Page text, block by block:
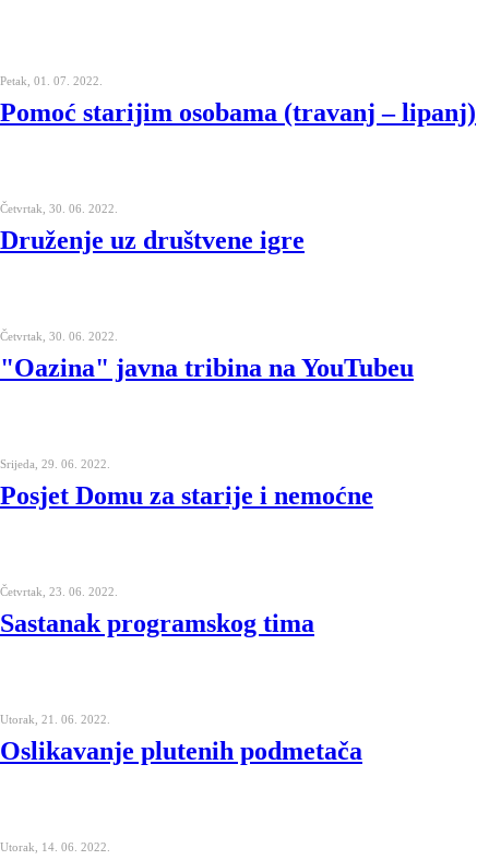
Petak, 01. 07. 2022.
Pomoć starijim osobama (travanj – lipanj)
Četvrtak, 30. 06. 2022.
Druženje uz društvene igre
Četvrtak, 30. 06. 2022.
"Oazina" javna tribina na YouTubeu
Srijeda, 29. 06. 2022.
Posjet Domu za starije i nemoćne
Četvrtak, 23. 06. 2022.
Sastanak programskog tima
Utorak, 21. 06. 2022.
Oslikavanje plutenih podmetača
Utorak, 14. 06. 2022.